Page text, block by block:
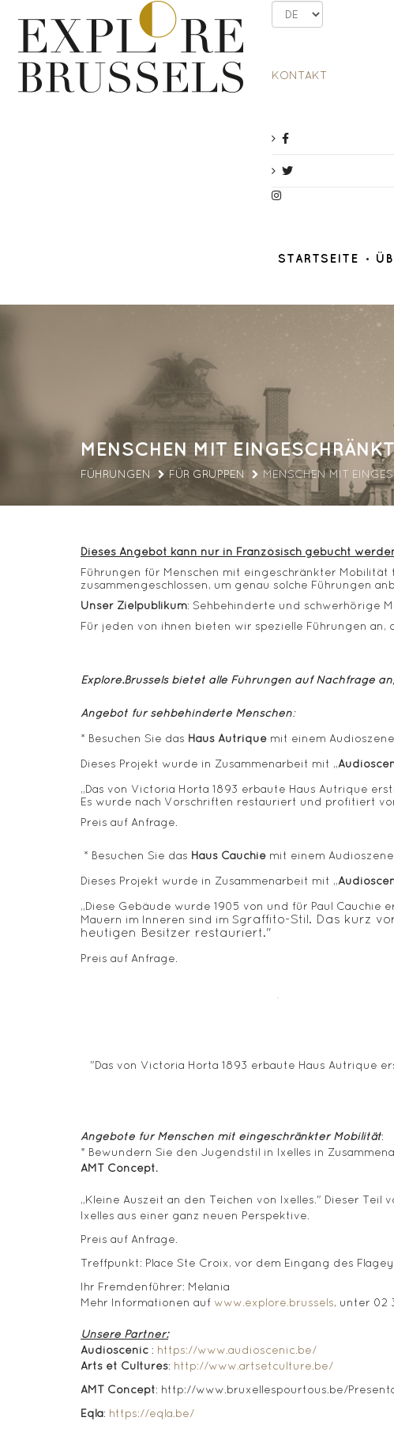
KONTAKT
STARTSEITE
MENSCHEN MIT
FÜHRUNGEN FÜR GRUPPEN MENSCHEN MIT
Dieses Angebot kann nur in Französisch gebucht
Führungen für Menschen mit eingeschränkter Mobilität
zusammengeschlossen, um genau solche Führungen
Unser Zielpublikum: Sehbehinderte und schwerhörige
Für jeden von ihnen bieten wir spezielle Führungen
Explore.Brussels bietet alle Führungen auf Nachfrage
Angebot für sehbehinderte Menschen:
* Besuchen Sie das Haus Autrique mit einem
Dieses Projekt wurde in Zusammenarbeit mit „
„Das von Victoria Horta 1893 erbaute Haus Autrique
Es wurde nach Vorschriften restauriert und profitiert
Preis auf Anfrage.
* Besuchen Sie das Haus Cauchie mit einem
Dieses Projekt wurde in Zusammenarbeit mit „
„Diese Gebäude wurde 1905 von und für Paul
Mauern im Inneren sind im Sgraffito-Stil. Das kurz
heutigen Besitzer restauriert."
Preis auf Anfrage.
"Das von Victoria Horta 1893 erbaute Haus Autrique
Angebote für Menschen mit eingeschränkter Mobilität:
* Bewundern Sie den Jugendstil in Ixelles in
AMT Concept.
„Kleine Auszeit an den Teichen von Ixelles." Dieser
Ixelles aus einer ganz neuen Perspektive.
Preis auf Anfrage.
Treffpunkt: Place Ste Croix, vor dem Eingang des
Ihr Fremdenführer: Melania
Mehr Informationen auf www.explore.brussels, unter 02
Unsere Partner:
Audioscenic : https://www.audioscenic.be/
Arts et Cultures: http://www.artsetculture.be/
AMT Concept: http://www.bruxellespourtous.be/
Eqla: https://eqla.be/